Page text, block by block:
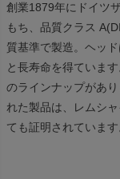
創業1879年にドイツ
もち、品質クラス
質基準で製造。ヘッ
と長寿命を得ていま
のラインナップがあ
れた製品は、レムシ
ても証明されています